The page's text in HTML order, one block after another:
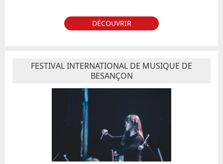
DÉCOUVRIR
FESTIVAL INTERNATIONAL DE MUSIQUE DE
BESANÇON